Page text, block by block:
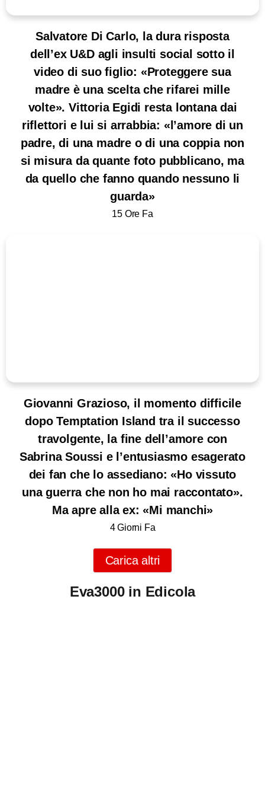
Salvatore Di Carlo, la dura risposta
dell’ex U&D agli insulti social sotto il
video di suo figlio: «Proteggere sua
madre è una scelta che rifarei mille
volte». Vittoria Egidi resta lontana dai
riflettori e lui si arrabbia: «l’amore di un
padre, di una madre o di una coppia non
si misura da quante foto pubblicano, ma
da quello che fanno quando nessuno li
guarda»
15 Ore Fa
Giovanni Grazioso, il momento difficile
dopo Temptation Island tra il successo
travolgente, la fine dell’amore con
Sabrina Soussi e l’entusiasmo esagerato
dei fan che lo assediano: «Ho vissuto
una guerra che non ho mai raccontato».
Ma apre alla ex: «Mi manchi»
4 Giorni Fa
Carica altri
Eva3000 in Edicola